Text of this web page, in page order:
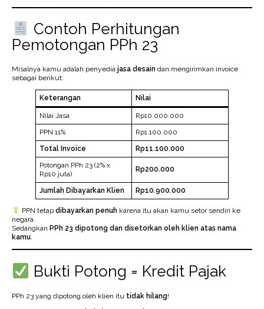
Contoh Perhitungan
Pemotongan PPh 23
Misalnya kamu adalah penyedia jasa desain dan mengirimkan invoice
sebagai berikut:
Keterangan Nilai
Nilai Jasa
Rp10.000.000
PPN 11%
Rp1.100.000
Total Invoice
Rp11.100.000
Potongan PPh 23 (2% x
Rp10 juta)
Rp200.000
Jumlah Dibayarkan Klien Rp10.900.000
PPN tetap dibayarkan penuh karena itu akan kamu setor sendiri ke
negara.
Sedangkan PPh 23 dipotong dan disetorkan oleh klien atas nama
kamu.
Bukti Potong = Kredit Pajak
PPh 23 yang dipotong oleh klien itu tidak hilang!